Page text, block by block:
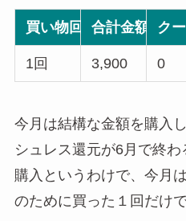
買い物回数合計金額(消
ク
1回 3,900 0
今月は結構な金額を購入
シュレス還元が6月で終
購入というわけで、今月
のために買った１回だけで